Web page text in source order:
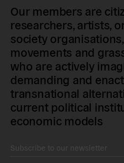
Our members are
researchers, artists,
society
movements and
who are actively
demanding and
transnational
current political
economic models